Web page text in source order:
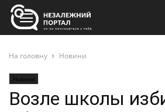
На головну Новини
Новини
Возле школы